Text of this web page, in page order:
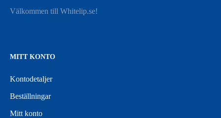
Välkommen till Whitelip.se!
MITT KONTO
Kontodetaljer
Beställningar
Mitt konto